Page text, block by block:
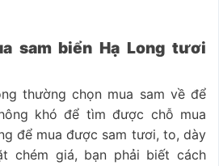
sam biển Hạ Long tươi
thường chọn mua sam về để
khó để tìm được chỗ mua
để mua được sam tươi, to, dày
chém giá, bạn phải biết cách